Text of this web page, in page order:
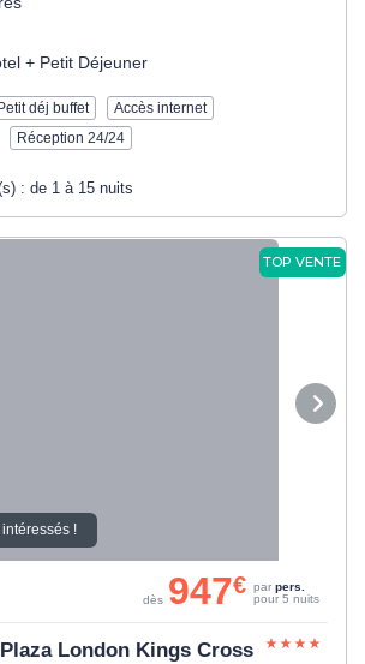
+ Petit Déjeuner
Petit déj buffet
Accès internet
Réception 24/24
: de 1 à 15 nuits
TOP VENTE
!
London Kings Cross
dès 947€ par pers.
pour 5 nuits